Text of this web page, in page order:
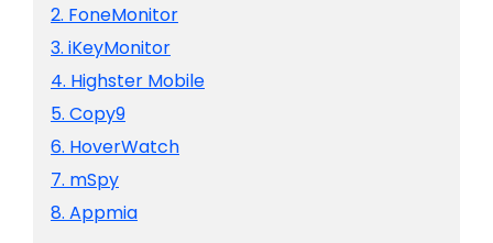
2. FoneMonitor
3. iKeyMonitor
4. Highster Mobile
5. Copy9
6. HoverWatch
7. mSpy
8. Appmia